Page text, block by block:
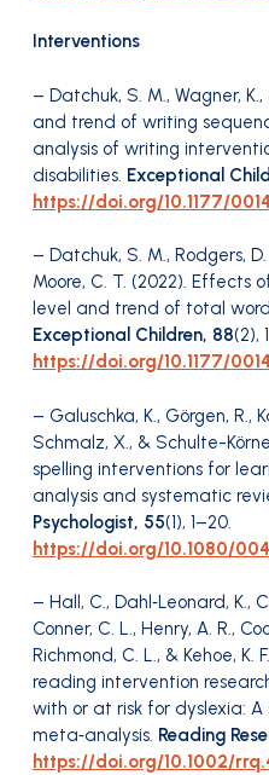
Interventions
– Datchuk, S. M., Wagner,
and trend of writing
analysis of writing
disabilities. Exceptional
https://doi.org/10.1177/
– Datchuk, S. M., Rodgers,
Moore, C. T. (2022). Effects
level and trend of total
Exceptional Children, 88(2),
https://doi.org/10.1177/
– Galuschka, K., Görgen, R.,
Schmalz, X., & Schulte-
spelling interventions for
analysis and systematic
Psychologist, 55(1), 1–20.
https://doi.org/10.1080/
– Hall, C., Dahl‐Leonard, K.,
Conner, C. L., Henry, A. R.,
Richmond, C. L., & Kehoe, K.
reading intervention
with or at risk for dyslexia:
meta‐analysis. Reading
https://doi.org/10.1002/